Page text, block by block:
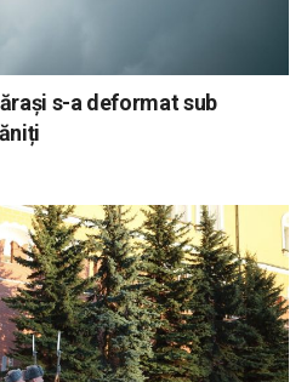
s-a deformat sub